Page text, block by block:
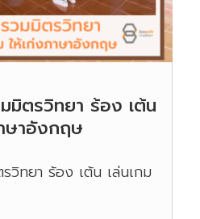
มิตรวิทยา ร้อง เต้น
ษาอังกฤษ
วิทยา ร้อง เต้น เล่นเกม